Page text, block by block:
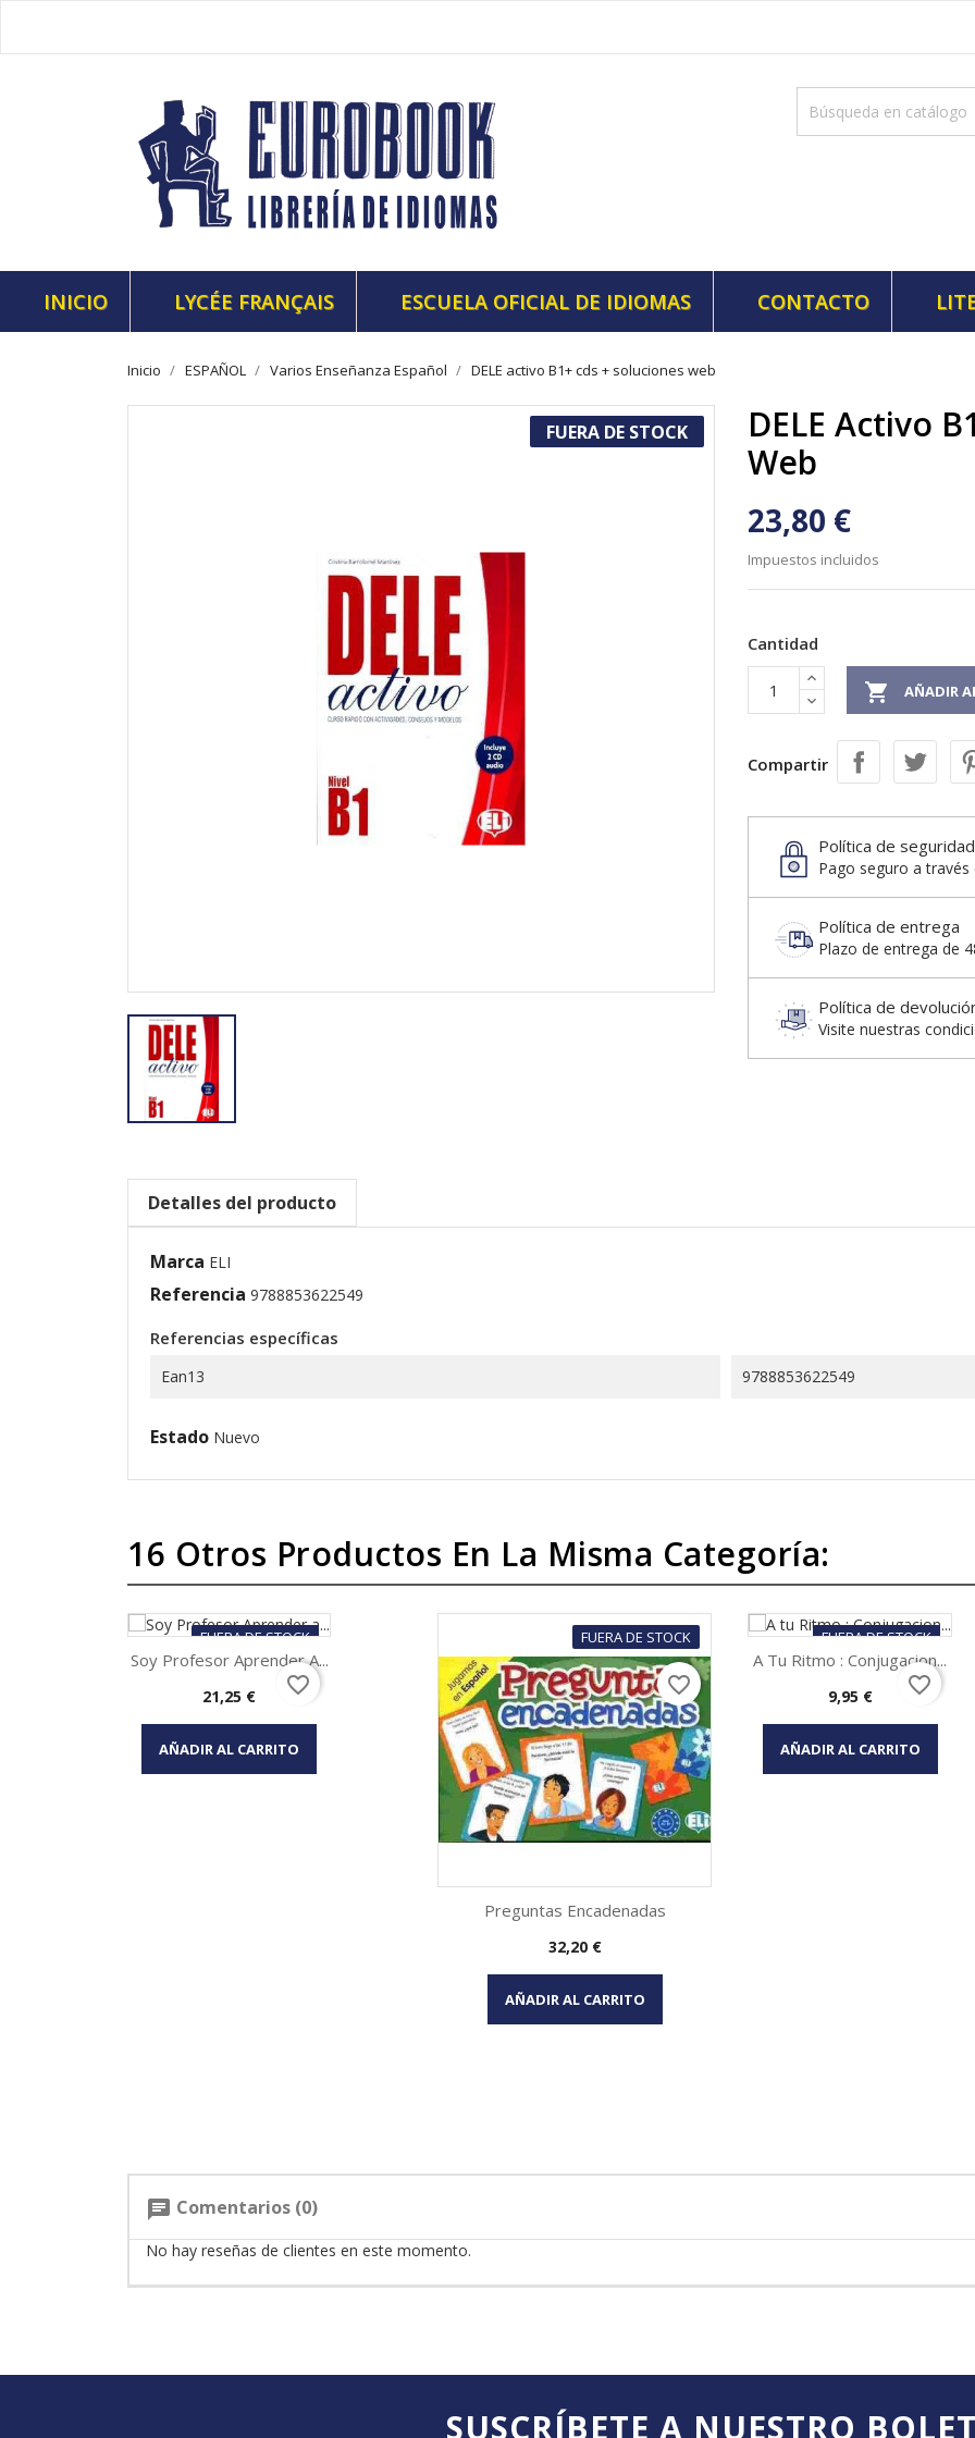
INICIO LYCÉE FRANÇAIS ESCUELA OFICIAL DE IDIOMAS CONTACTO
Inicio ESPAÑOL Varios Enseñanza Español DELE activo B1+ cds + soluciones web
FUERA DE STOCK
DELE Activo
Web
23,80 €
Impuestos incluidos
Cantidad
 AÑADIR
Compartir
Política de seguridad
Pago seguro a través
Política de entrega
Plazo de entrega de
Política de
Visite nuestras
Detalles del producto
Marca ELI
Referencia 9788853622549
Referencias específicas
Ean13 9788853622549
Estado Nuevo
16 Otros Productos En La Misma Categoría:
FUERA DE STOCK
Vista rápida
Soy Profesor Aprender A...
Precio
21,25 €
AÑADIR AL CARRITO
favorite_border
FUERA DE STOCK
Vista rápida
Preguntas Encadenadas
Precio
32,20 €
AÑADIR AL CARRITO
favorite_border
FUERA DE STOCK
Vista rápida
A Tu Ritmo : Conjugacion...
Precio
9,95 €
AÑADIR AL CARRITO
favorite_border
chat Comentarios (0)
No hay reseñas de clientes en este momento.
SUSCRÍBETE A NUESTRO